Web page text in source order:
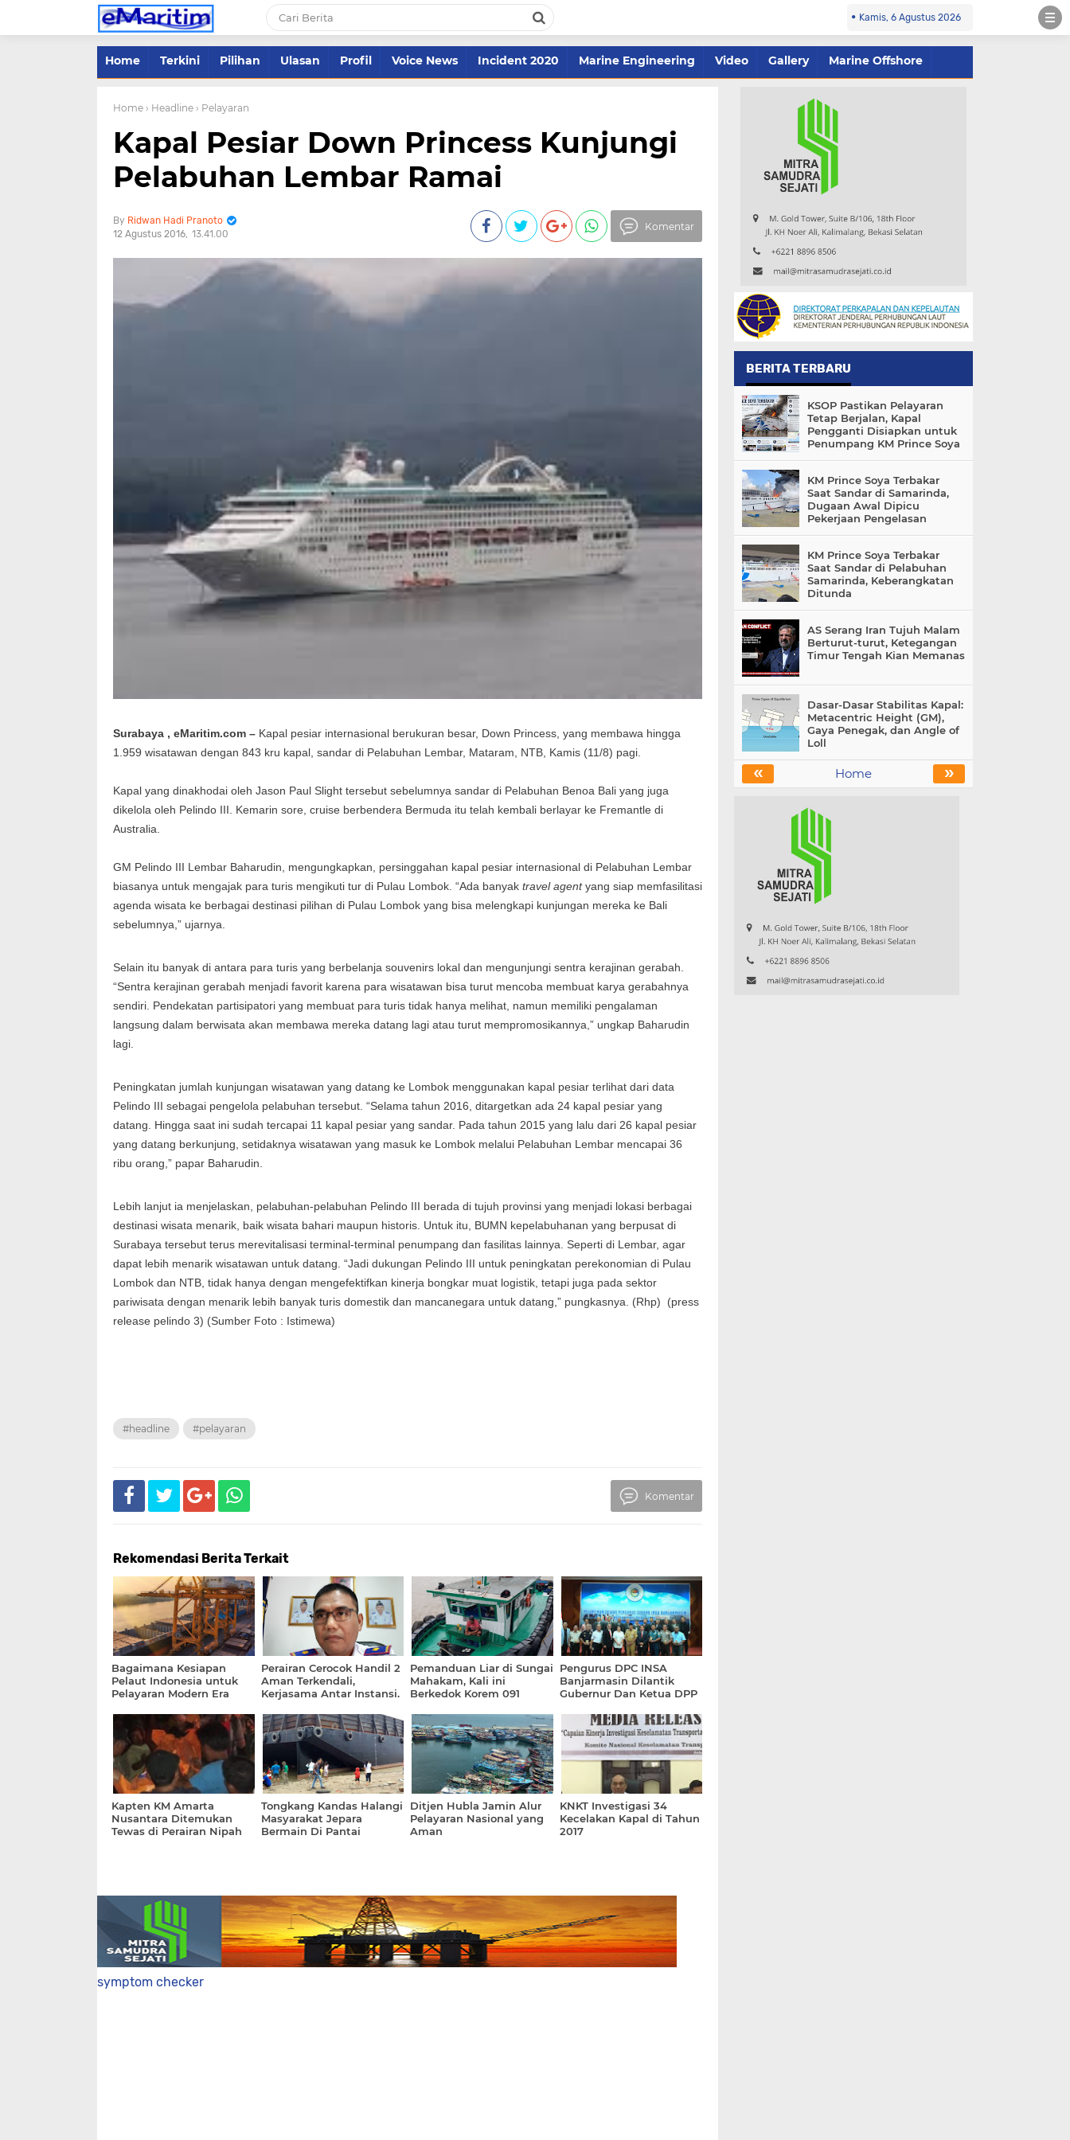
Kamis, 6 Agustus 2026
Home Terkini Pilihan Ulasan Profil Voice News Incident 2020 Marine Engineering Video Gallery Marine Offshore
Home › Headline › Pelayaran
Kapal Pesiar Down Princess Kunjungi
Pelabuhan Lembar Ramai
Ridwan Hadi Pranoto
12 Agustus 2016 13.41.00
Komentar
Surabaya , eMaritim.com – Kapal pesiar internasional berukuran besar, Down Princess, yang membawa hingga
1.959 wisatawan dengan 843 kru kapal, sandar di Pelabuhan Lembar, Mataram, NTB, Kamis (11/8) pagi.
Kapal yang dinakhodai oleh Jason Paul Slight tersebut sebelumnya sandar di Pelabuhan Benoa Bali yang juga
dikelola oleh Pelindo III. Kemarin sore, cruise berbendera Bermuda itu telah kembali berlayar ke Fremantle di
Australia.
GM Pelindo III Lembar Baharudin, mengungkapkan, persinggahan kapal pesiar internasional di Pelabuhan Lembar
biasanya untuk mengajak para turis mengikuti tur di Pulau Lombok. “Ada banyak travel agentyang siap memfasilitasi
agenda wisata ke berbagai destinasi pilihan di Pulau Lombok yang bisa melengkapi kunjungan mereka ke Bali
sebelumnya,” ujarnya.
Selain itu banyak di antara para turis yang berbelanja souvenirs lokal dan mengunjungi sentra kerajinan gerabah.
“Sentra kerajinan gerabah menjadi favorit karena para wisatawan bisa turut mencoba membuat karya gerabahnya
sendiri. Pendekatan partisipatori yang membuat para turis tidak hanya melihat, namun memiliki pengalaman
langsung dalam berwisata akan membawa mereka datang lagi atau turut mempromosikannya,” ungkap Baharudin
lagi.
Peningkatan jumlah kunjungan wisatawan yang datang ke Lombok menggunakan kapal pesiar terlihat dari data
Pelindo III sebagai pengelola pelabuhan tersebut. “Selama tahun 2016, ditargetkan ada 24 kapal pesiar yang
datang. Hingga saat ini sudah tercapai 11 kapal pesiar yang sandar. Pada tahun 2015 yang lalu dari 26 kapal pesiar
yang datang berkunjung, setidaknya wisatawan yang masuk ke Lombok melalui Pelabuhan Lembar mencapai 36
ribu orang,” papar Baharudin.
Lebih lanjut ia menjelaskan, pelabuhan-pelabuhan Pelindo III berada di tujuh provinsi yang menjadi lokasi berbagai
destinasi wisata menarik, baik wisata bahari maupun historis. Untuk itu, BUMN kepelabuhanan yang berpusat di
Surabaya tersebut terus merevitalisasi terminal-terminal penumpang dan fasilitas lainnya. Seperti di Lembar, agar
dapat lebih menarik wisatawan untuk datang. “Jadi dukungan Pelindo III untuk peningkatan perekonomian di Pulau
Lombok dan NTB, tidak hanya dengan mengefektifkan kinerja bongkar muat logistik, tetapi juga pada sektor
pariwisata dengan menarik lebih banyak turis domestik dan mancanegara untuk datang,” pungkasnya. (Rhp) (press
release pelindo 3) (Sumber Foto : Istimewa)
#headline #pelayaran
Komentar
Rekomendasi Berita Terkait
Bagaimana Kesiapan
Pelaut Indonesia untuk
Pelayaran Modern Era
Perairan Cerocok Handil 2
Aman Terkendali,
Kerjasama Antar Instansi.
Pemanduan Liar di Sungai
Mahakam, Kali ini
Berkedok Korem 091
Pengurus DPC INSA
Banjarmasin Dilantik
Gubernur Dan Ketua DPP
Kapten KM Amarta
Nusantara Ditemukan
Tewas di Perairan Nipah
Tongkang Kandas Halangi
Masyarakat Jepara
Bermain Di Pantai
Ditjen Hubla Jamin Alur
Pelayaran Nasional yang
Aman
KNKT Investigasi 34
Kecelakan Kapal di Tahun
2017
symptom checker
BERITA TERBARU
KSOP Pastikan Pelayaran
Tetap Berjalan, Kapal
Pengganti Disiapkan untuk
Penumpang KM Prince Soya
KM Prince Soya Terbakar
Saat Sandar di Samarinda,
Dugaan Awal Dipicu
Pekerjaan Pengelasan
KM Prince Soya Terbakar
Saat Sandar di Pelabuhan
Samarinda, Keberangkatan
Ditunda
AS Serang Iran Tujuh Malam
Berturut-turut, Ketegangan
Timur Tengah Kian Memanas
Dasar-Dasar Stabilitas Kapal:
Metacentric Height (GM),
Gaya Penegak, dan Angle of
Loll
« »
Home